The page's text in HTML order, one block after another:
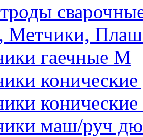
Метчики,
гаечные М
маш/руч